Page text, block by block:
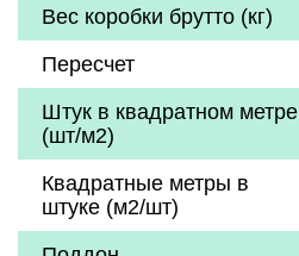
Вес коробки брутто (кг)
Пересчет
Штук в квадратном метре
(шт/м2)
Квадратные метры в
штуке (м2/шт)